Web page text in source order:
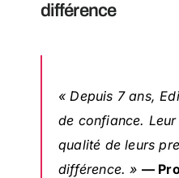
différence
« Depuis 7 ans,
de confiance.
qualité de leurs
différence. » —